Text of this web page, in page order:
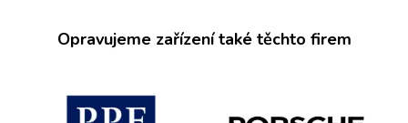
Opravujeme zařízení také těchto firem